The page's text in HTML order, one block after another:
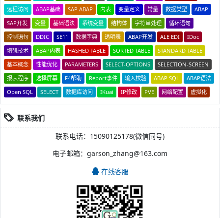
远程访问
ABAP基础 SAP ABAP 内表 变量定义 常量 数据类型
ABAP
SAP开发
变量 基础语法 系统变量 结构体 字符串处理
循环语句
控制语句
DDIC SE11 数据字典 透明表 ABAP开发 ALE EDI
IDoc
增强技术
ABAP内表 HASHED TABLE SORTED TABLE
STANDARD TABLE
基本概念
性能优化 PARAMETERS SELECT-OPTIONS
SELECTION-SCREEN
报表程序
选择屏幕 F4帮助 Report事件 输入校验 ABAP SQL
ABAP语法
Open SQL
SELECT 数据库访问 IKuai IP修改 PVE 网络配置 虚拟化
联系我们
联系电话：15090125178(微信同号)
电子邮箱：garson_zhang@163.com
在线客服